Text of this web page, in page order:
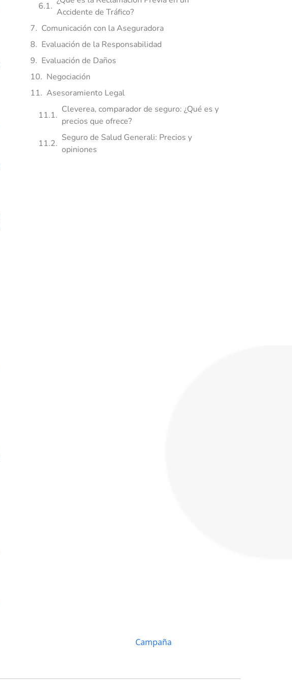
Accidente de Tráfico?
Comunicación con la Aseguradora
Evaluación de la Responsabilidad
Evaluación de Daños
Negociación
Asesoramiento Legal
Cleverea, comparador de seguro: ¿Qué es y
precios que ofrece?
Seguro de Salud Generali: Precios y
opiniones